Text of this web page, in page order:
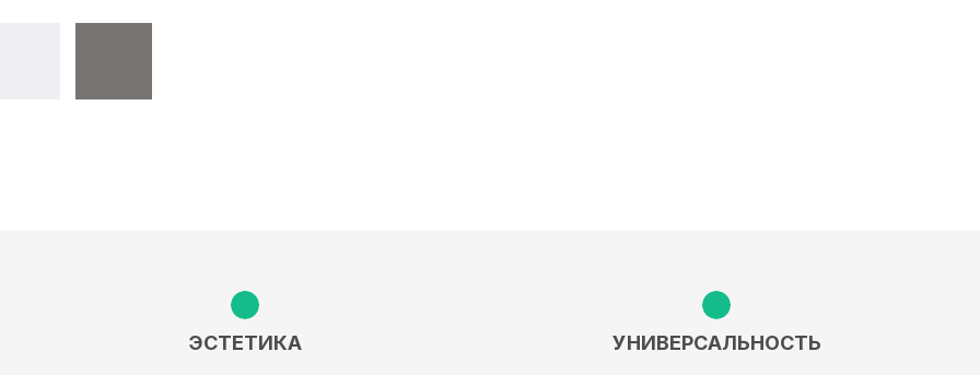
ЭСТЕТИКА
УНИВЕРСАЛЬНОСТЬ